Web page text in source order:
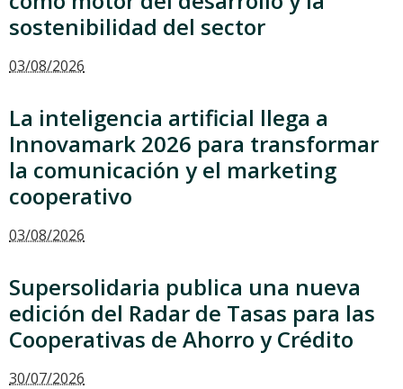
sostenibilidad del sector
03/08/2026
La inteligencia artificial llega a
Innovamark 2026 para transformar
la comunicación y el marketing
cooperativo
03/08/2026
Supersolidaria publica una nueva
edición del Radar de Tasas para las
Cooperativas de Ahorro y Crédito
30/07/2026